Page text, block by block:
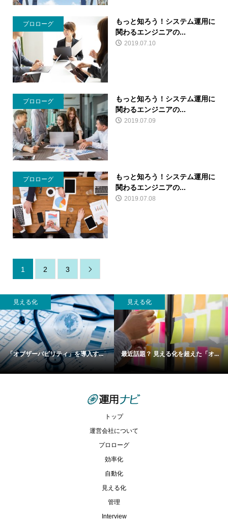
プロローグ
もっと知ろう！システム運用に
関わるエンジニアの...
2019.07.10
プロローグ
もっと知ろう！システム運用に
関わるエンジニアの...
2019.07.09
プロローグ
もっと知ろう！システム運用に
関わるエンジニアの...
2019.07.08
1 2 3 
見える化
「オブザーバビリティ」を導入す...
見える化
最近話題？ 見える化を超えた「オ...
トップ
運営会社について
プロローグ
効率化
自動化
見える化
管理
Interview